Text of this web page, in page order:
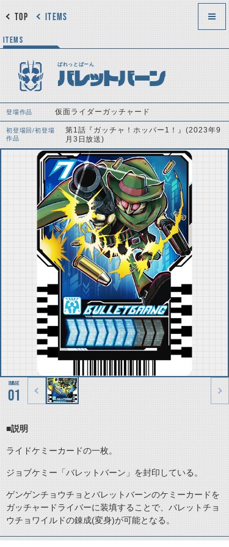
ITEMS
TOP
ITEMS
ばれっとばーん
バレットバーン
登場作品 仮面ライダーガッチャード
初登場回/初登場
作品
第1話『ガッチャ！ホッパー1！』(2023年9
月3日放送)
01
■説明
ライドケミーカードの一枚。
ジョブケミー「バレットバーン」を封印している。
ゲンゲンチョウチョとバレットバーンのケミーカードを
ガッチャードライバーに装填することで、バレットチョ
ウチョワイルドの錬成(変身)が可能となる。